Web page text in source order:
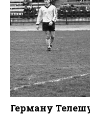
Герману